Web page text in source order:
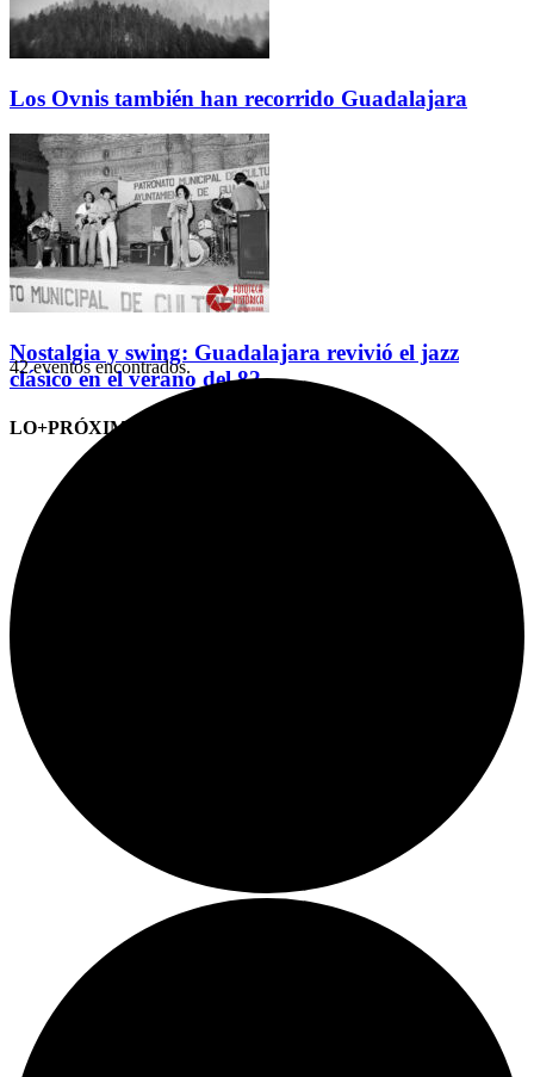
Los Ovnis también han recorrido Guadalajara
Nostalgia y swing: Guadalajara revivió el jazz
clásico en el verano del 82
LO+PRÓXIMO (CITAS)
42 eventos encontrados.